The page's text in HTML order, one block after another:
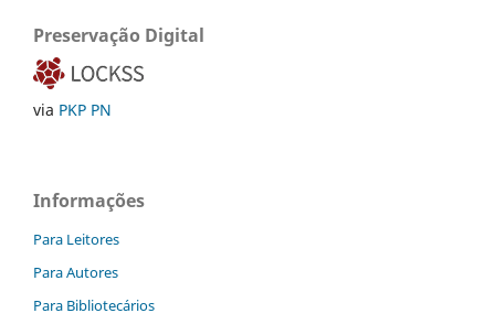
Preservação Digital
via PKP PN
Informações
Para Leitores
Para Autores
Para Bibliotecários